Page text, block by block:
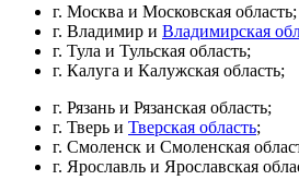
г. Москва и Московская область;
г. Владимир и Владимирская
г. Тула и Тульская область;
г. Калуга и Калужская область;
г. Рязань и Рязанская область;
г. Тверь и Тверская область;
г. Смоленск и Смоленская
г. Ярославль и Ярославская